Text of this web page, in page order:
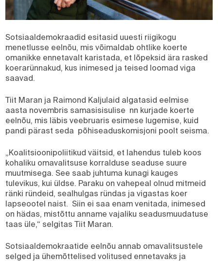
Sotsiaaldemokraadid esitasid uuesti riigikogu
menetlusse eelnõu, mis võimaldab ohtlike koerte
omanikke ennetavalt karistada, et lõpeksid ära rasked
koerarünnakud, kus inimesed ja teised loomad viga
saavad.
Tiit Maran ja Raimond Kaljulaid algatasid eelmise
aasta novembris samasisisulise nn kurjade koerte
eelnõu, mis läbis veebruaris esimese lugemise, kuid
pandi pärast seda põhiseaduskomisjoni poolt seisma.
„Koalitsioonipoliitikud väitsid, et lahendus tuleb koos
kohaliku omavalitsuse korralduse seaduse suure
muutmisega. See saab juhtuma kunagi kauges
tulevikus, kui üldse. Paraku on vahepeal olnud mitmeid
ränki ründeid, sealhulgas ründas ja vigastas koer
lapseootel naist. Siin ei saa enam venitada, inimesed
on hädas, mistõttu anname vajaliku seadusmuudatuse
taas üle,“ selgitas Tiit Maran.
Sotsiaaldemokraatide eelnõu annab omavalitsustele
selged ja ühemõttelised volitused ennetavaks ja